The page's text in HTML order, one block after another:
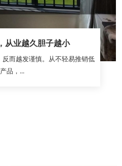
从业越久胆子越小
而越发谨慎。从不轻易推销低
品，...